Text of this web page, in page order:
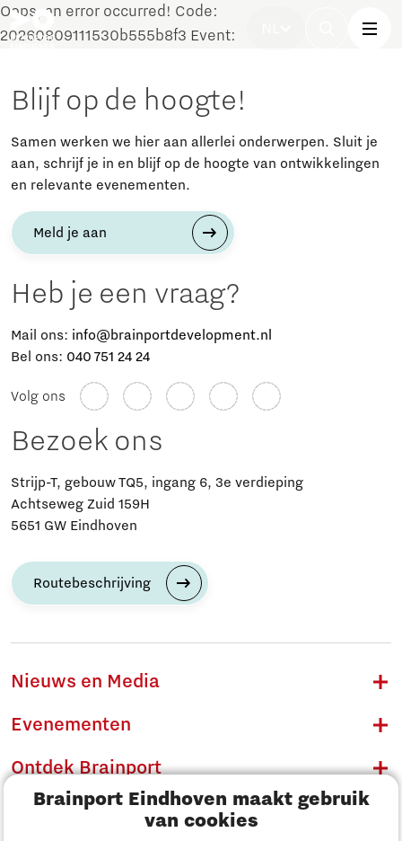
Brainport Eindhoven maakt gebruik
van cookies
Oops, an error occurred! Code:
20260809111530b555b8f3 Event:
Blijf op de hoogte!
Samen werken we hier aan allerlei onderwerpen. Sluit je
aan, schrijf je in en blijf op de hoogte van ontwikkelingen
en relevante evenementen.
Meld je aan
Heb je een vraag?
Mail ons: info@brainportdevelopment.nl
Bel ons: 040 751 24 24
Volg ons
Bezoek ons
Strijp-T, gebouw TQ5, ingang 6, 3e verdieping
Achtseweg Zuid 159H
5651 GW Eindhoven
Routebeschrijving
Nieuws en Media
Evenementen
Ontdek Brainport
Innovatie